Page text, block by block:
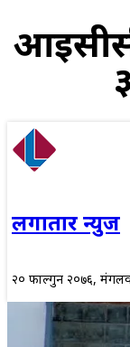
लगातार न्युज
२० फाल्गुन २०७६,